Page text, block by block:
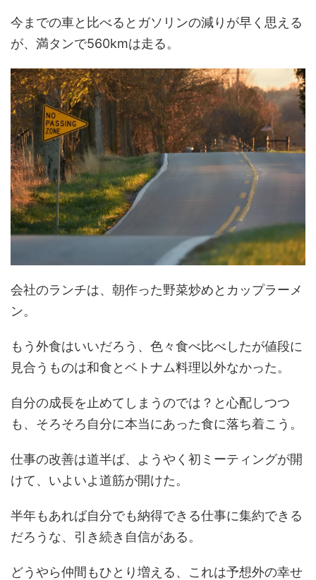
今までの車と比べるとガソリンの減りが早く思える
が、満タンで560kmは走る。
会社のランチは、朝作った野菜炒めとカップラーメ
ン。
もう外食はいいだろう、色々食べ比べしたが値段に
見合うものは和食とベトナム料理以外なかった。
自分の成長を止めてしまうのでは？と心配しつつ
も、そろそろ自分に本当にあった食に落ち着こう。
仕事の改善は道半ば、ようやく初ミーティングが開
けて、いよいよ道筋が開けた。
半年もあれば自分でも納得できる仕事に集約できる
だろうな、引き続き自信がある。
どうやら仲間もひとり増える、これは予想外の幸せ